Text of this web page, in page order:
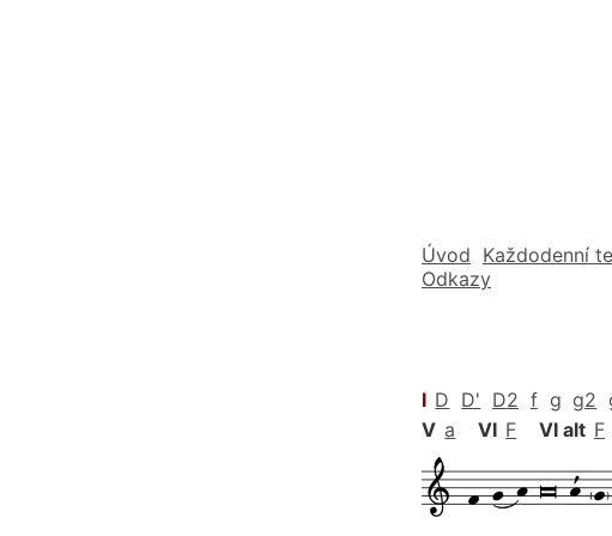
Úvod Každodenní
Odkazy
I D D' D2 f g g2
V a VI F VI alt F